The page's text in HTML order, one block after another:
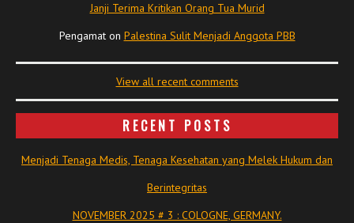
Janji Terima Kritikan Orang Tua Murid
Pengamaton Palestina Sulit Menjadi Anggota PBB
View all recent comments
RECENT POSTS
Menjadi Tenaga Medis, Tenaga Kesehatan yang Melek Hukum dan
Berintegritas
NOVEMBER 2025 # 3 : COLOGNE, GERMANY.